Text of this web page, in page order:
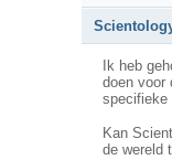
Ik heb
doen voor
specifieke
Kan
de wereld